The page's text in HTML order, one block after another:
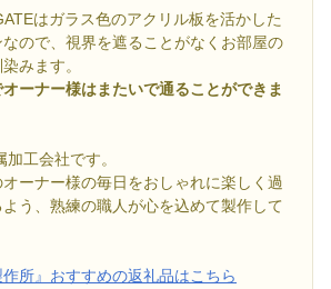
はガラス色のアクリル板を活かした
ので、視界を遮ることがなくお部屋の
みます。
ーナー様はまたいで通ることができま
工会社です。
ーナー様の毎日をおしゃれに楽しく過
う、熟練の職人が心を込めて製作して
作所』おすすめの返礼品はこちら